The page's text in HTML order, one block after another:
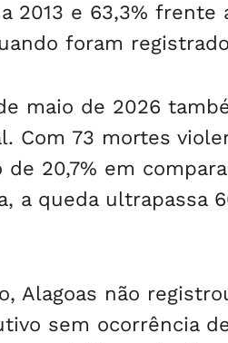
2013 e 63,3%
foram
maio de 2026
Com 73 mortes
de 20,7% em
a queda ultrapassa
Alagoas não
sem ocorrência